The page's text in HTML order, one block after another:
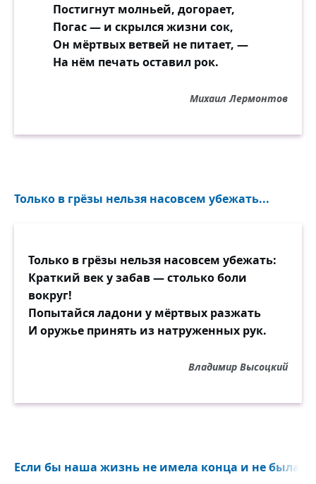
Постигнут молньей, догорает,
Погас — и скрылся жизни сок,
Он мёртвых ветвей не питает, —
На нём печать оставил рок.
Михаил Лермонтов
Только в грёзы нельзя насовсем убежать...
Только в грёзы нельзя насовсем убежать:
Краткий век у забав — столько боли
вокруг!
Попытайся ладони у мёртвых разжать
И оружье принять из натруженных рук.
Владимир Высоцкий
Если бы наша жизнь не имела конца и не была